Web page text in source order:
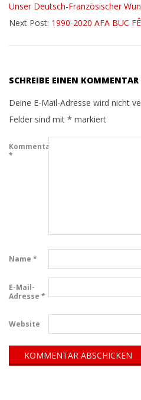
21
Unser Deutsch-Französischer
Next Post: 1990-2020 AFA BUC
SCHREIBE EINEN KOMMENTAR
Deine E-Mail-Adresse wird nicht
Felder sind mit * markiert
Kommentar
*
Name *
E-Mail-
Adresse *
Website